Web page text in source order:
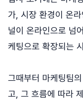
가, 시장 환경이 온
널이 온라인으로 넘
케팅으로 확장되는
그때부터 마케팅팀
고, 그 흐름에 따라